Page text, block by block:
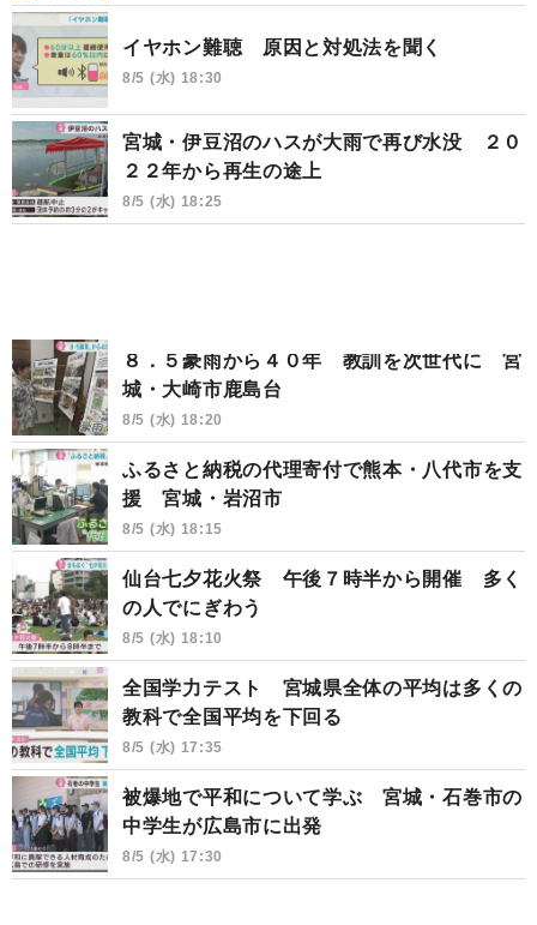
イヤホン難聴 原因と対処法を聞く
8/5 (水) 18:30
宮城・伊豆沼のハスが大雨で再び水没 ２０
２２年から再生の途上
8/5 (水) 18:25
８．５豪雨から４０年 教訓を次世代に 宮
城・大崎市鹿島台
8/5 (水) 18:20
ふるさと納税の代理寄付で熊本・八代市を支
援 宮城・岩沼市
8/5 (水) 18:15
仙台七夕花火祭 午後７時半から開催 多く
の人でにぎわう
8/5 (水) 18:10
全国学力テスト 宮城県全体の平均は多くの
教科で全国平均を下回る
8/5 (水) 17:35
被爆地で平和について学ぶ 宮城・石巻市の
中学生が広島市に出発
8/5 (水) 17:30